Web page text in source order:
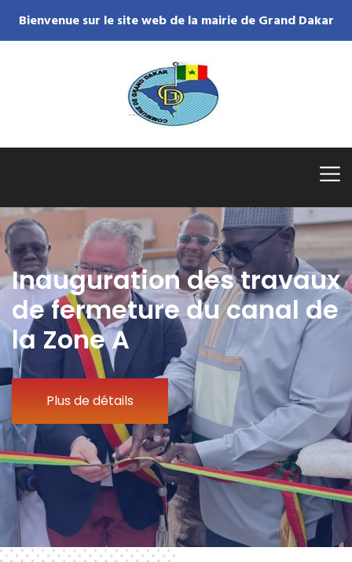
Bienvenue sur le site web de la mairie de Grand Dakar
Inauguration des travaux
de fermeture du canal de
la Zone A
Plus de détails